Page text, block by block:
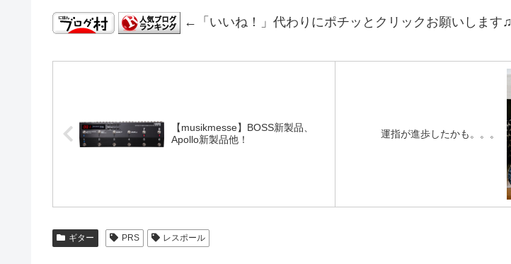
←「いいね！」代わりにポチッとクリックお願いします♫
【musikmesse】BOSS新製品、
Apollo新製品他！
運指が進歩したかも。。。
ギター PRS レスポール